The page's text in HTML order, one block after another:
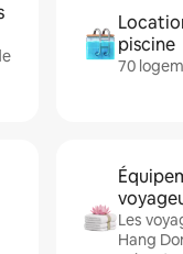
piscine
70
Les
Hang